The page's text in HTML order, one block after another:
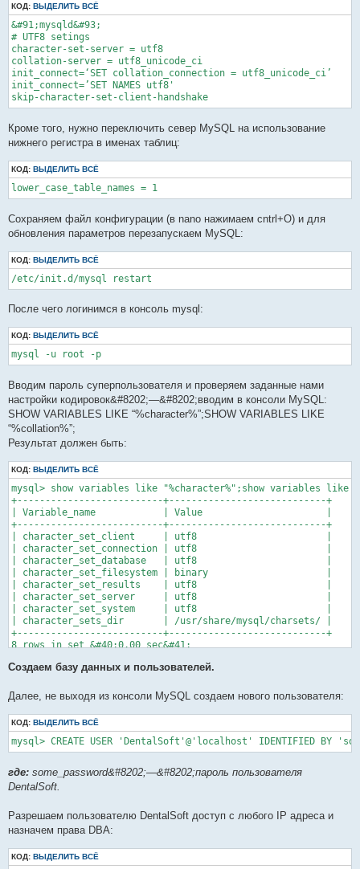
КОД: ВЫДЕЛИТЬ ВСЁ
&#91;mysqld&#93;
# UTF8 setings
character-set-server = utf8
collation-server = utf8_unicode_ci
init_connect=‘SET collation_connection = utf8_unicode_ci’
init_connect=’SET NAMES utf8'
skip-character-set-client-handshake
Кроме того, нужно переключить север MySQL на использование
нижнего регистра в именах таблиц:
КОД: ВЫДЕЛИТЬ ВСЁ
lower_case_table_names = 1
Сохраняем файл конфигурации (в nano нажимаем cntrl+O) и для
обновления параметров перезапускаем MySQL:
КОД: ВЫДЕЛИТЬ ВСЁ
/etc/init.d/mysql restart
После чего логинимся в консоль mysql:
КОД: ВЫДЕЛИТЬ ВСЁ
mysql -u root -p
Вводим пароль суперпользователя и проверяем заданные нами
настройки кодировок&#8202;—&#8202;вводим в консоли MySQL:
SHOW VARIABLES LIKE “%character%”;SHOW VARIABLES LIKE
“%collation%”;
Результат должен быть:
КОД: ВЫДЕЛИТЬ ВСЁ
mysql> show variables like "%character%";show variables like
+--------------------------+----------------------------+
| Variable_name            | Value                      |
+--------------------------+----------------------------+
| character_set_client     | utf8                       |
| character_set_connection | utf8                       |
| character_set_database   | utf8                       |
| character_set_filesystem | binary                     |
| character_set_results    | utf8                       |
| character_set_server     | utf8                       |
| character_set_system     | utf8                       |
| character_sets_dir       | /usr/share/mysql/charsets/ |
+--------------------------+----------------------------+
8 rows in set &#40;0.00 sec&#41;
+----------------------+-----------------+
+----------------------+-----------------+
| collation_connection | utf8_unicode_ci |
| collation_database   | utf8_unicode_ci |
| collation_server     | utf8_unicode_ci |
+----------------------+-----------------+
3 rows in set &#40;0.00 sec&#41;
Создаем базу данных и пользователей.
Далее, не выходя из консоли MySQL создаем нового пользователя:
КОД: ВЫДЕЛИТЬ ВСЁ
mysql> CREATE USER 'DentalSoft'@'localhost' IDENTIFIED BY
где: some_password&#8202;—&#8202;пароль пользователя
DentalSoft.
Разрешаем пользователю DentalSoft доступ с любого IP адреса и
назначем права DBA:
КОД: ВЫДЕЛИТЬ ВСЁ